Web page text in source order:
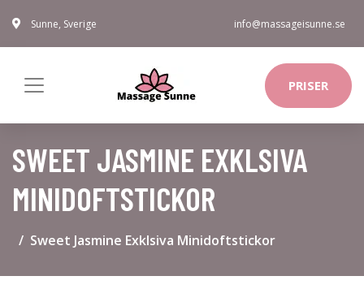
Sunne, Sverige info@massageisunne.se
PRISER
SWEET JASMINE EXKLSIVA
MINIDOFTSTICKOR
Sweet Jasmine Exklsiva Minidoftstickor